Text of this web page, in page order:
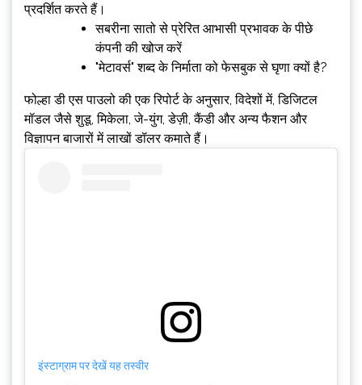
प्रदर्शित करते हैं।
सबरीना सातो से प्रेरित आभासी प्रभावक के पीछे
कंपनी की खोज करें
"मेटावर्स" शब्द के निर्माता को फेसबुक से घृणा क्यों है?
फोल्हा डी एस पाउलो की एक रिपोर्ट के अनुसार, विदेशों में, डिजिटल
मॉडल जैसे शुडू, मिकेला, जे-युंग, डेज़ी, कैंडी और अन्य फैशन और
विज्ञापन बाजारों में लाखों डॉलर कमाते हैं।
इंस्टाग्राम पर देखें यह तस्वीर